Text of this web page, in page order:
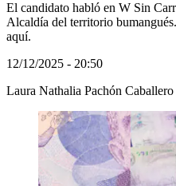
El candidato habló en W Sin
Alcaldía del territorio
aquí.
12/12/2025 - 20:50
Laura Nathalia Pachón Caballero